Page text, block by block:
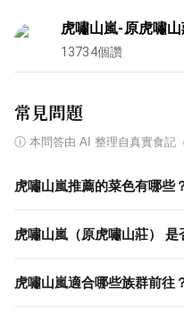
虎嘯山嵐-原虎嘯
13734個讚
常見問題
ⓘ 本問答由 AI 整理自真實食記
虎嘯山嵐推薦的菜色有哪些
虎嘯山嵐（原虎嘯山莊） 是
虎嘯山嵐適合哪些族群前往